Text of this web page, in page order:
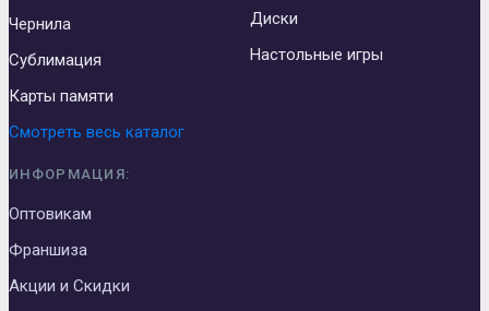
Чернила
Сублимация
Карты памяти
Диски
Настольные игры
Смотреть весь каталог
ИНФОРМАЦИЯ:
Оптовикам
Франшиза
Акции и Скидки